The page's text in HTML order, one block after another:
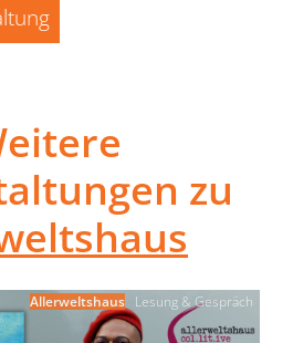
zu
Allerweltshaus Lesung & Gespräch